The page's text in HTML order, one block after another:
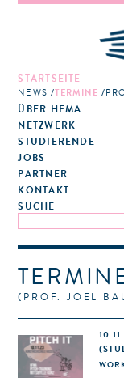
STARTSEITE
NEWS TERMINE
ÜBER HFMA
NETZWERK
STUDIERENDE
JOBS
PARTNER
KONTAKT
SUCHE
(PROF. JOEL